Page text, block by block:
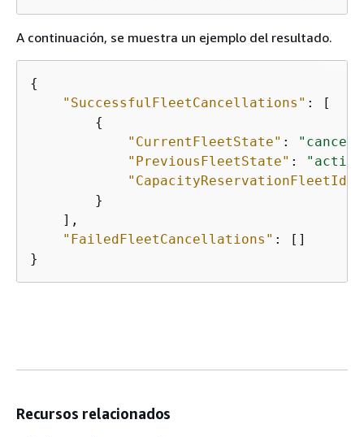
A continuación, se muestra un ejemplo del resultado.
{
"SuccessfulFleetCancellations" : [
{
"CurrentFleetState" :
"PreviousFleetState" :
"CapacityReservationFleetId"
        }
    ],
"FailedFleetCancellations" : []
}
Recursos relacionados